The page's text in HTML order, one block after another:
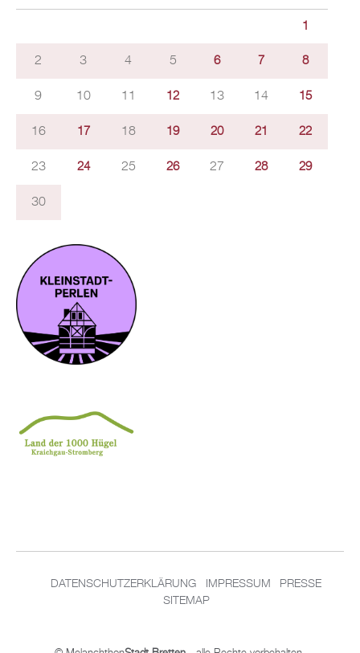
1
2 3 4 5 6 7 8
9 10 11 12 13 14 15
16 17 18 19 20 21 22
23 24 25 26 27 28 29
30
DATENSCHUTZERKLÄRUNG IMPRESSUM
PRESSE
SITEMAP